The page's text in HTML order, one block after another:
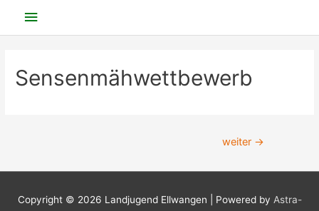
Inhalt
springen
Hauptmenü
Sensenmähwettbewerb
weiter →
Copyright © 2026 Landjugend Ellwangen | Powered by Astra-